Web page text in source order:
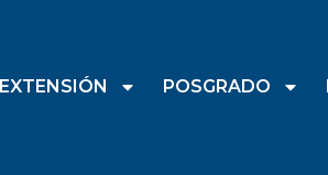
EXTENSIÓN POSGRADO